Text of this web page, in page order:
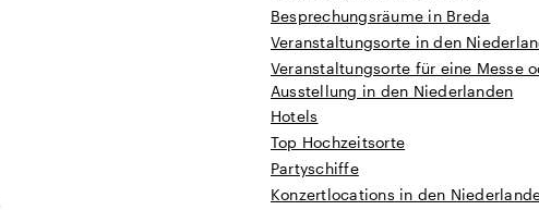
Besprechungsräume in Breda
Veranstaltungsorte in den
Veranstaltungsorte für eine Messe
Ausstellung in den Niederlanden
Hotels
Top Hochzeitsorte
Partyschiffe
Konzertlocations in den